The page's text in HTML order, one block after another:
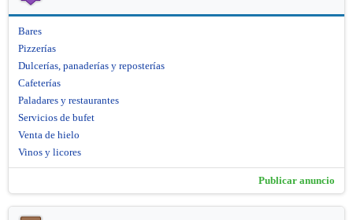
Bares
Pizzerías
Dulcerías, panaderías y reposterías
Cafeterías
Paladares y restaurantes
Servicios de bufet
Venta de hielo
Vinos y licores
Publicar anuncio